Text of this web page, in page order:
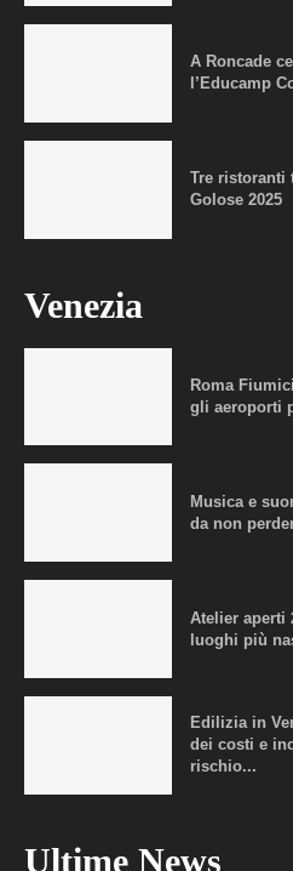
A Roncade
l’Educamp
Tre ristoranti
Golose 2025
Venezia
Roma
gli aeroporti
Musica e
da non
Atelier aperti
luoghi più
Edilizia in
dei costi e
rischio...
Ultime News